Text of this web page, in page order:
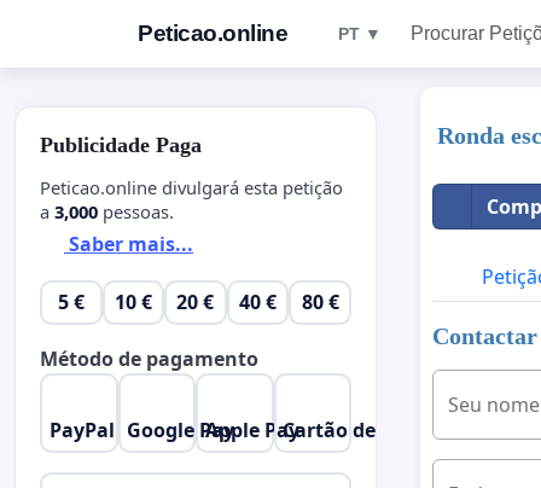
Peticao.online PT ▼ Procurar
Ronda
Seu nome
Publicidade Paga
Peticao.online divulgará esta petição
a 3,000 pessoas.
Saber mais...
5 € 10 € 20 € 40 € 80 €
Método de pagamento
PayPal Google PayApple PayCartão de Crédito